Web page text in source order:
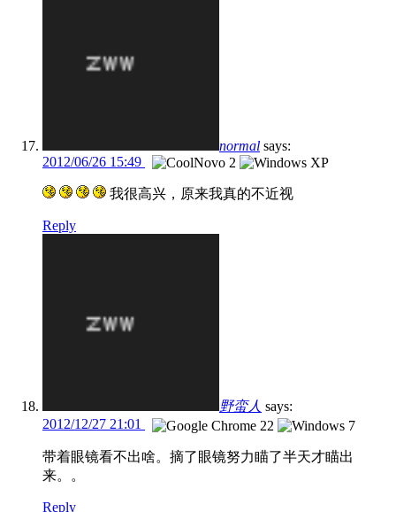
normal says:
2012/06/26 15:49
我很高兴，原来我真的不近视
Reply
野蛮人 says:
2012/12/27 21:01
带着眼镜看不出啥。摘了眼镜努力瞄了半天才瞄出
来。。
Reply